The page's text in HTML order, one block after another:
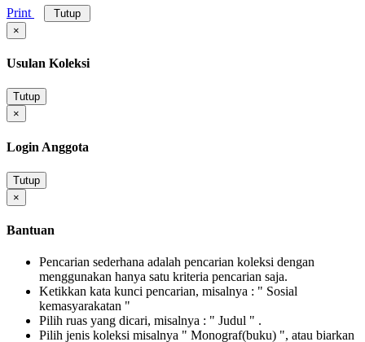
Print
Tutup
×
Usulan Koleksi
Tutup
×
Login Anggota
Tutup
×
Bantuan
Pencarian sederhana adalah pencarian koleksi dengan
menggunakan hanya satu kriteria pencarian saja.
Ketikkan kata kunci pencarian, misalnya : " Sosial
kemasyarakatan "
Pilih ruas yang dicari, misalnya : " Judul " .
Pilih jenis koleksi misalnya " Monograf(buku) ", atau biarkan